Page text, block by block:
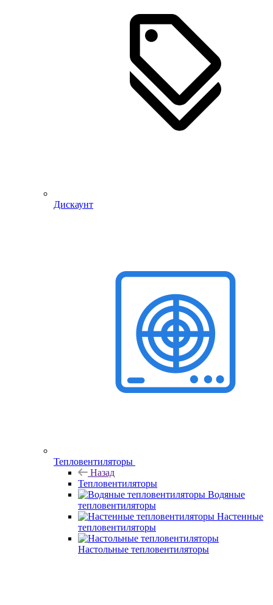
Дискаунт
Тепловентиляторы
Назад
Тепловентиляторы
Водяные
тепловентиляторы
Настенные
тепловентиляторы
Настольные тепловентиляторы